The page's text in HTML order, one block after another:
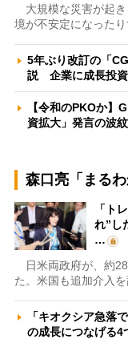
大規模な災害が起き
境が不安定になった
5年ぶり改訂の「
説 企業に成長投
【令和のPKOか】
資拡大」発言の波
森口亮「まるわ
「ト
れ”し
…
日米両政府が、約
た。米国も追加介入
「キオクシア急落
の成長につなげる